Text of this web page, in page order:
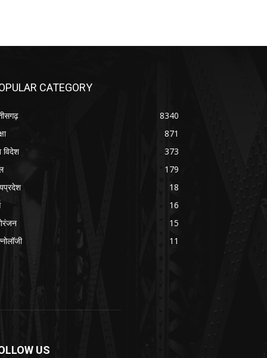
CATEGORY
8340
871
विदेश
373
179
18
16
15
11
US